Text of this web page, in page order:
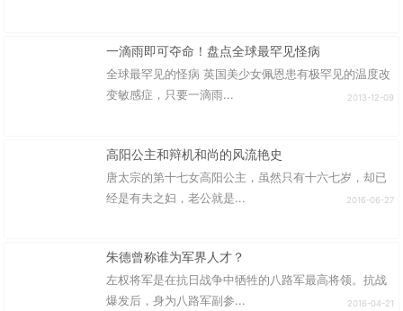
一滴雨即可夺命！盘点全球最罕见怪病
全球最罕见的怪病 英国美少女佩恩患有极罕见的温度改
变敏感症，只要一滴雨...
2013-12-09
高阳公主和辩机和尚的风流艳史
唐太宗的第十七女高阳公主，虽然只有十六七岁，却已
经是有夫之妇，老公就是...
2016-06-27
朱德曾称谁为军界人才？
左权将军是在抗日战争中牺牲的八路军最高将领。抗战
爆发后，身为八路军副参...
2016-04-21